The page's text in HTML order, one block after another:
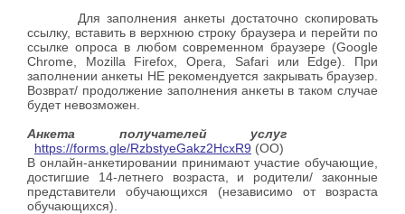
Для заполнения анкеты достаточно скопировать
ссылку, вставить в верхнюю строку браузера и перейти по
ссылке опроса в любом современном браузере (Google
Chrome, Mozilla Firefox, Opera, Safari или Edge). При
заполнении анкеты НЕ рекомендуется закрывать браузер.
Возврат/ продолжение заполнения анкеты в таком случае
будет невозможен.
Анкета получателей услуг
https://forms.gle/RzbstyeGakz2HcxR9 (ОО)
В онлайн-анкетировании принимают участие обучающие,
достигшие 14-летнего возраста, и родители/ законные
представители обучающихся (независимо от возраста
обучающихся).